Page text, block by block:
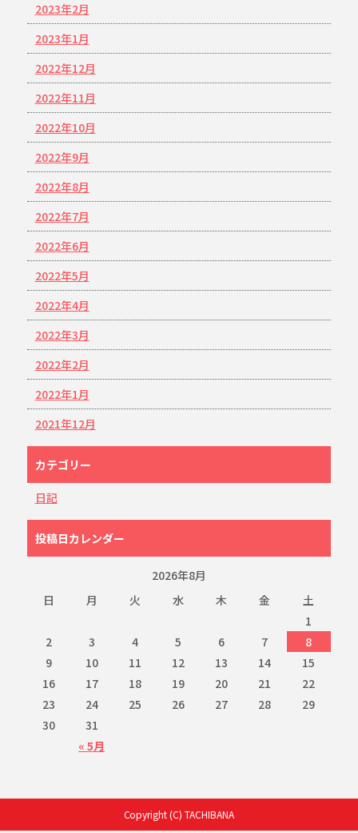
2023年2月
2023年1月
2022年12月
2022年11月
2022年10月
2022年9月
2022年8月
2022年7月
2022年6月
2022年5月
2022年4月
2022年3月
2022年2月
2022年1月
2021年12月
カテゴリー
日記
投稿日カレンダー
2026年8月
日
月 火 水 木 金 土
« 5月
1
2
3 4 5 6 7
8
9
10 11 12 13 14
15
16
17 18 19 20 21
22
23
24 25 26 27 28
29
30
31
Copyright (C) TACHIBANA